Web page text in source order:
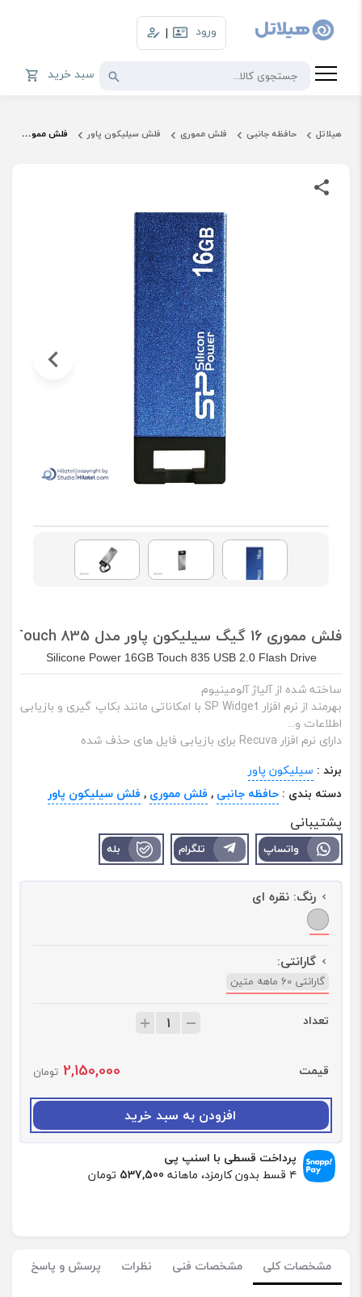
ورود |
سبد خرید
هیلاتل حافظه جانبی فلش مموری فلش سیلیکون پاور فلش مموری 16 گیگ سیلیکون پاور مدل Touch 835
فلش مموری 16 گیگ سیلیکون پاور مدل Touch 835
Silicone Power 16GB Touch 835 USB 2.0 Flash Drive
ساخته شده از آلیاژ آلومینیوم
بهرمند از نرم افزار SP Widget با امکاناتی مانند بکاپ گیری و بازیابی
اطلاعات و...
دارای نرم افزار Recuva برای بازیابی فایل های حذف شده
برند : سیلیکون پاور
دسته بندی : حافظه جانبی , فلش مموری , فلش سیلیکون پاور
پشتیبانی
واتساپ تلگرام بله
رنگ: نقره ای
گارانتی:
گارانتی 60 ماهه متین
تعداد
:
ف
ل
ش
م
6
قیمت 2,150,000 تومان
افزودن به سبد خرید
پرداخت قسطی با اسنپ پی
۴ قسط بدون کارمزد، ماهانه
537,500 تومان
مشخصات کلی مشخصات فنی نظرات پرسش و پاسخ